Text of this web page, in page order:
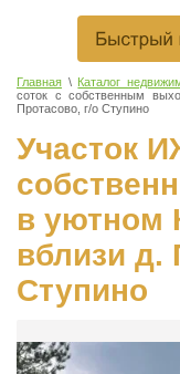
Главная \ Каталог
соток с собственным
Протасово, г/о Ступино
Участок
в уютном
вблизи д.
Ступино